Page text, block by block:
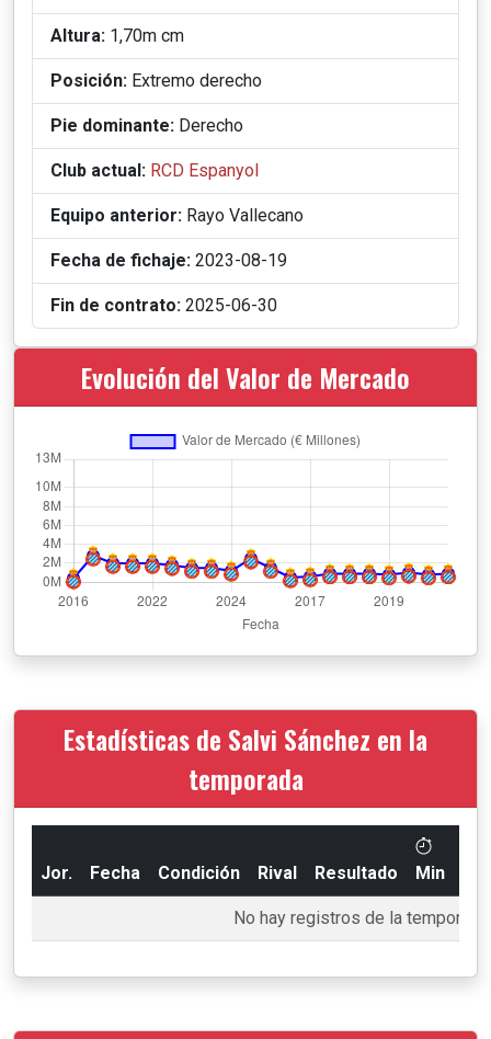
Altura: 1,70m cm
Posición: Extremo derecho
Pie dominante: Derecho
Club actual: RCD Espanyol
Equipo anterior: Rayo Vallecano
Fecha de fichaje: 2023-08-19
Fin de contrato: 2025-06-30
Evolución del Valor de Mercado
Estadísticas de Salvi Sánchez en la
temporada
Jor. Fecha Condición Rival Resultado Min
No hay registros de la